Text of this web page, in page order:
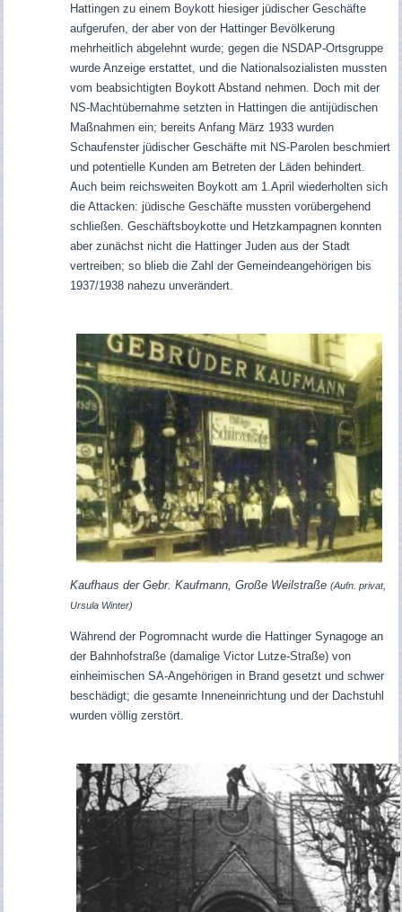
Hattingen zu einem Boykott hiesiger jüdischer Geschäfte
aufgerufen, der aber von der Hattinger Bevölkerung
mehrheitlich abgelehnt wurde; gegen die NSDAP-Ortsgruppe
wurde Anzeige erstattet, und die Nationalsozialisten mussten
vom beabsichtigten Boykott Abstand nehmen. Doch mit der
NS-Machtübernahme setzten in Hattingen die antijüdischen
Maßnahmen ein; bereits Anfang März 1933 wurden
Schaufenster jüdischer Geschäfte mit NS-Parolen beschmiert
und potentielle Kunden am Betreten der Läden behindert.
Auch beim reichsweiten Boykott am 1.April wiederholten sich
die Attacken: jüdische Geschäfte mussten vorübergehend
schließen. Geschäftsboykotte und Hetzkampagnen konnten
aber zunächst nicht die Hattinger Juden aus der Stadt
vertreiben; so blieb die Zahl der Gemeindeangehörigen bis
1937/1938 nahezu unverändert.
Kaufhaus der Gebr. Kaufmann, Große Weilstraße (Aufn. privat,
Ursula Winter)
Während der Pogromnacht wurde die Hattinger Synagoge an
der Bahnhofstraße (damalige Victor Lutze-Straße) von
einheimischen SA-Angehörigen in Brand gesetzt und schwer
beschädigt; die gesamte Inneneinrichtung und der Dachstuhl
wurden völlig zerstört.